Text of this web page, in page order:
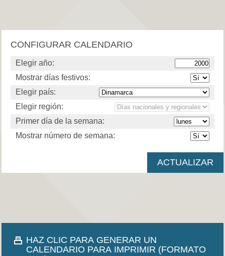
CONFIGURAR CALENDARIO
Elegir año:
Mostrar días festivos:
Elegir país:
Elegir región:
Primer día de la semana:
Mostrar número de semana:
HAZ CLIC PARA GENERAR UN
CALENDARIO PARA IMPRIMIR (FORMATO